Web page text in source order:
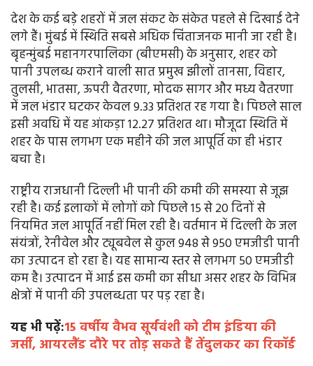
देश के कई बड़े शहरों में जल संकट के संकेत पहले से दिखाई देने
लगे हैं। मुंबई में स्थिति सबसे अधिक चिंताजनक मानी जा रही है।
बृहन्मुंबई महानगरपालिका (बीएमसी) के अनुसार, शहर को
पानी उपलब्ध कराने वाली सात प्रमुख झीलों तानसा, विहार,
तुलसी, भातसा, ऊपरी वैतरणा, मोदक सागर और मध्य वैतरणा
में जल भंडार घटकर केवल 9.33 प्रतिशत रह गया है। पिछले साल
इसी अवधि में यह आंकड़ा 12.27 प्रतिशत था। मौजूदा स्थिति में
शहर के पास लगभग एक महीने की जल आपूर्ति का ही भंडार
बचा है।
राष्ट्रीय राजधानी दिल्ली भी पानी की कमी की समस्या से जूझ
रही है। कई इलाकों में लोगों को पिछले 15 से 20 दिनों से
नियमित जल आपूर्ति नहीं मिल रही है। वर्तमान में दिल्ली के जल
संयंत्रों, रेनीवेल और ट्यूबवेल से कुल 948 से 950 एमजीडी पानी
का उत्पादन हो रहा है। यह सामान्य स्तर से लगभग 50 एमजीडी
कम है। उत्पादन में आई इस कमी का सीधा असर शहर के विभिन्न
क्षेत्रों में पानी की उपलब्धता पर पड़ रहा है।
यह भी पढ़ें:15 वर्षीय वैभव सूर्यवंशी को टीम इंडिया की
जर्सी, आयरलैंड दौरे पर तोड़ सकते हैं तेंदुलकर का रिकॉर्ड